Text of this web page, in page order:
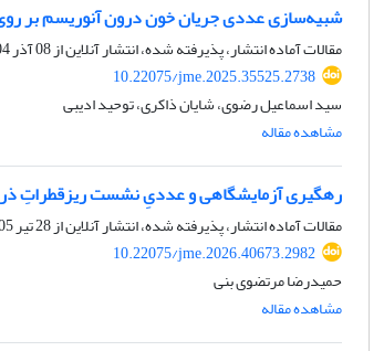
شبیه‌سازی عددی جریان خون درون آنوریسم بر
مقالات آماده انتشار، پذیرفته شده، انتشار آنلاین از08 آذر 1404
10.22075/jme.2025.35525.2738
سید اسماعیل رضوی، شایان ذاکری، توحید ادیبی
مشاهده مقاله
رهگیری آزمایشگاهی و عددیِ نشست ریزقطراتِ
مقالات آماده انتشار، پذیرفته شده، انتشار آنلاین از28 تیر 1405
10.22075/jme.2026.40673.2982
حمیدرضا مرتضوی بنی
مشاهده مقاله